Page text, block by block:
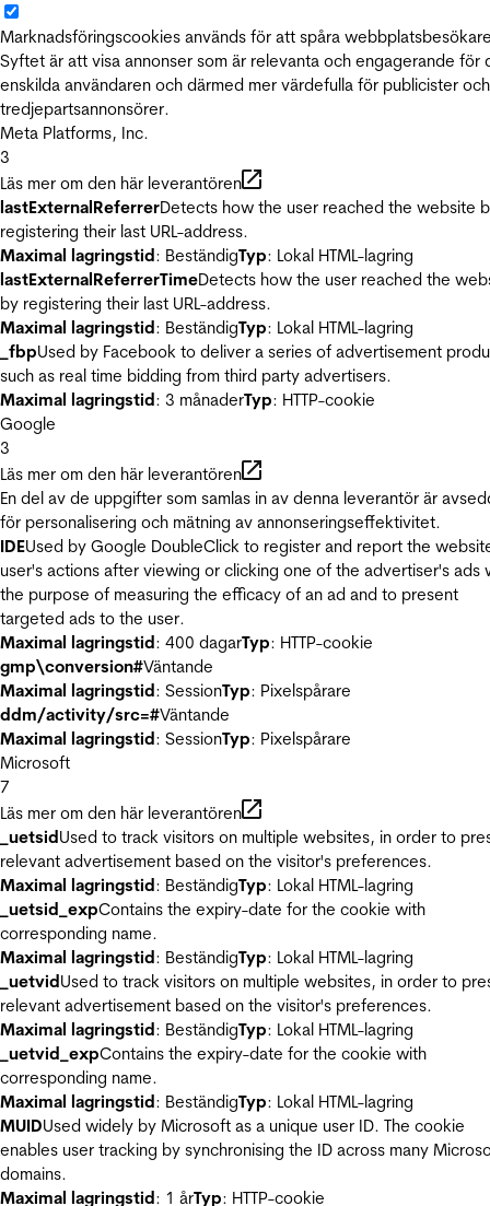
Marknadsföringscookies används för att spåra
Syftet är att visa annonser som är relevanta och engagerande för
enskilda användaren och därmed mer värdefulla för publicister och
tredjepartsannonsörer.
Meta Platforms, Inc.
3
Läs mer om den här leverantören
lastExternalReferrerDetects how the user reached the website
registering their last URL-address.
Maximal lagringstid: BeständigTyp: Lokal HTML-lagring
lastExternalReferrerTimeDetects how the user reached the
by registering their last URL-address.
Maximal lagringstid: BeständigTyp: Lokal HTML-lagring
_fbpUsed by Facebook to deliver a series of advertisement
such as real time bidding from third party advertisers.
Maximal lagringstid: 3 månaderTyp: HTTP-cookie
Google
3
Läs mer om den här leverantören
En del av de uppgifter som samlas in av denna leverantör är
för personalisering och mätning av annonseringseffektivitet.
IDEUsed by Google DoubleClick to register and report the
user's actions after viewing or clicking one of the advertiser's ads
the purpose of measuring the efficacy of an ad and to present
targeted ads to the user.
Maximal lagringstid: 400 dagarTyp: HTTP-cookie
gmp\conversion#Väntande
Maximal lagringstid: SessionTyp: Pixelspårare
ddm/activity/src=#Väntande
Maximal lagringstid: SessionTyp: Pixelspårare
Microsoft
7
Läs mer om den här leverantören
_uetsidUsed to track visitors on multiple websites, in order to
relevant advertisement based on the visitor's preferences.
Maximal lagringstid: BeständigTyp: Lokal HTML-lagring
_uetsid_expContains the expiry-date for the cookie with
corresponding name.
Maximal lagringstid: BeständigTyp: Lokal HTML-lagring
_uetvidUsed to track visitors on multiple websites, in order to
relevant advertisement based on the visitor's preferences.
Maximal lagringstid: BeständigTyp: Lokal HTML-lagring
_uetvid_expContains the expiry-date for the cookie with
corresponding name.
Maximal lagringstid: BeständigTyp: Lokal HTML-lagring
MUIDUsed widely by Microsoft as a unique user ID. The cookie
enables user tracking by synchronising the ID across many
domains.
Maximal lagringstid: 1 årTyp: HTTP-cookie